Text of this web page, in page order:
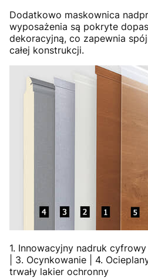
Dodatkowo maskownica
wyposażenia są pokryte
dekoracyjną, co zapewnia
całej konstrukcji.
1. Innowacyjny nadruk
| 3. Ocynkowanie | 4.
trwały lakier ochronny